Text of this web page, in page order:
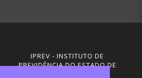
IPREV - INSTITUTO DE
PREVIDÊNCIA DO ESTADO DE